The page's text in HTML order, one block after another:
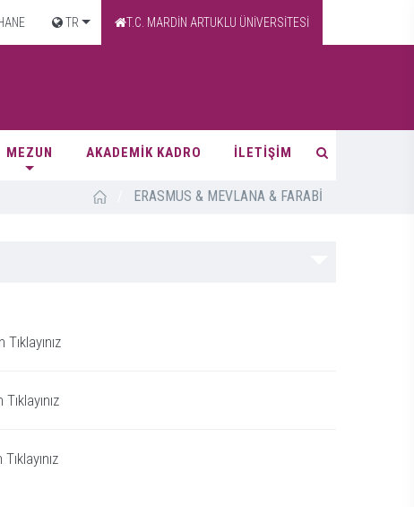
TR T.C. MARDİN ARTUKLU ÜNİVERSİTESİ
MEZUN AKADEMİK KADRO İLETİŞİM
ERASMUS & MEVLANA & FARABİ